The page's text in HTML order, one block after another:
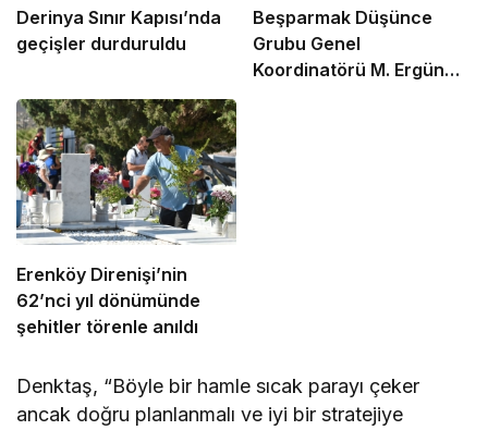
Derinya Sınır Kapısı’nda
geçişler durduruldu
Beşparmak Düşünce
Grubu Genel
Koordinatörü M. Ergün
Erenköy Direnişi’nin
62’nci yıl dönümünde
şehitler törenle anıldı
Denktaş, “Böyle bir hamle sıcak parayı çeker
ancak doğru planlanmalı ve iyi bir stratejiye